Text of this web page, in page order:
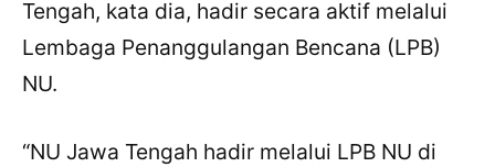
Tengah, kata dia, hadir secara aktif melalui
Lembaga Penanggulangan Bencana (LPB)
NU.
“NU Jawa Tengah hadir melalui LPB NU di